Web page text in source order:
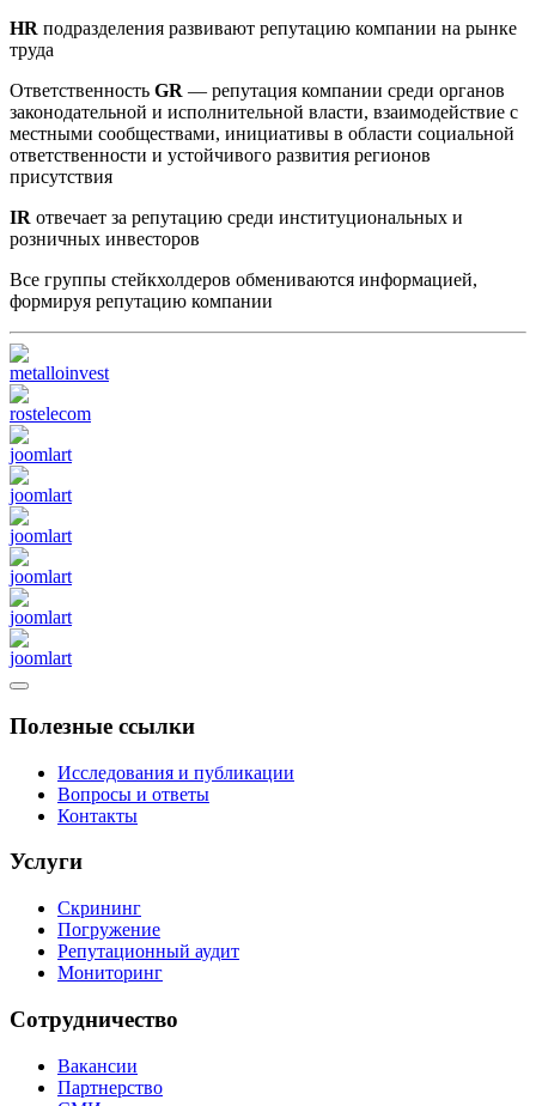
HR подразделения развивают репутацию компании на рынке
труда
Ответственность GR — репутация компании среди органов
законодательной и исполнительной власти, взаимодействие с
местными сообществами, инициативы в области социальной
ответственности и устойчивого развития регионов
присутствия
IR отвечает за репутацию среди институциональных и
розничных инвесторов
Все группы стейкхолдеров обмениваются информацией,
формируя репутацию компании
Полезные ссылки
Исследования и публикации
Вопросы и ответы
Контакты
Услуги
Скрининг
Погружение
Репутационный аудит
Мониторинг
Сотрудничество
Вакансии
Партнерство